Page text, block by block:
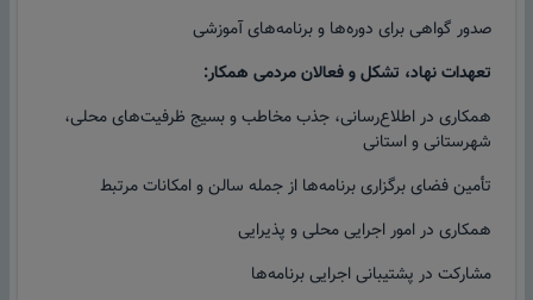
صدور گواهی برای دوره‌ها و برنامه‌های آموزشی
تعهدات نهاد، تشکل و فعالان مردمی همکار:
همکاری در اطلاع‌رسانی، جذب مخاطب و بسیج ظرفیت‌های محلی،
شهرستانی و استانی
تأمین فضای برگزاری برنامه‌ها از جمله سالن و امکانات مرتبط
همکاری در امور اجرایی محلی و پذیرایی
مشارکت در پشتیبانی اجرایی برنامه‌ها